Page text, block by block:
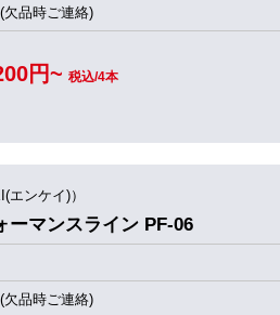
品時ご連絡)
円~ 税込/4本
エンケイ)）
マンスライン PF-06
品時ご連絡)